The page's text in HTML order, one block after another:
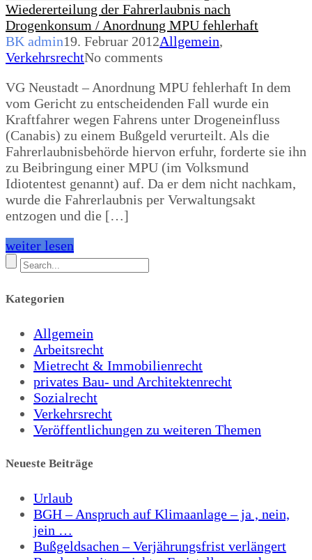
Wiedererteilung der Fahrerlaubnis nach
Drogenkonsum / Anordnung MPU fehlerhaft
BK admin19. Februar 2012Allgemein,
VerkehrsrechtNo comments
VG Neustadt – Anordnung MPU fehlerhaft In dem
vom Gericht zu entscheidenden Fall wurde ein
Kraftfahrer wegen Fahrens unter Drogeneinfluss
(Canabis) zu einem Bußgeld verurteilt. Als die
Fahrerlaubnisbehörde hiervon erfuhr, forderte sie ihn
zu Beibringung einer MPU (im Volksmund
Idiotentest genannt) auf. Da er dem nicht nachkam,
wurde die Fahrerlaubnis per Verwaltungsakt
entzogen und die […]
weiter lesen
Kategorien
Allgemein
Arbeitsrecht
Mietrecht & Immobilienrecht
privates Bau- und Architektenrecht
Sozialrecht
Verkehrsrecht
Veröffentlichungen zu weiteren Themen
Neueste Beiträge
Urlaub
BGH – Anspruch auf Klimaanlage – ja , nein,
jein …
Bußgeldsachen – Verjährungsfrist verlängert